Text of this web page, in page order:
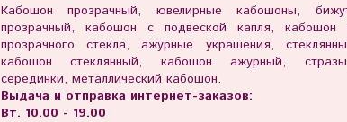
Кабошон прозрачный, ювелирные кабошоны,
прозрачный, кабошон с подвеской капля,
прозрачного стекла, ажурные украшения,
кабошон стеклянный, кабошон ажурный,
серединки, металлический кабошон.
Выдача и отправка интернет-заказов:
Вт. 10.00 - 19.00